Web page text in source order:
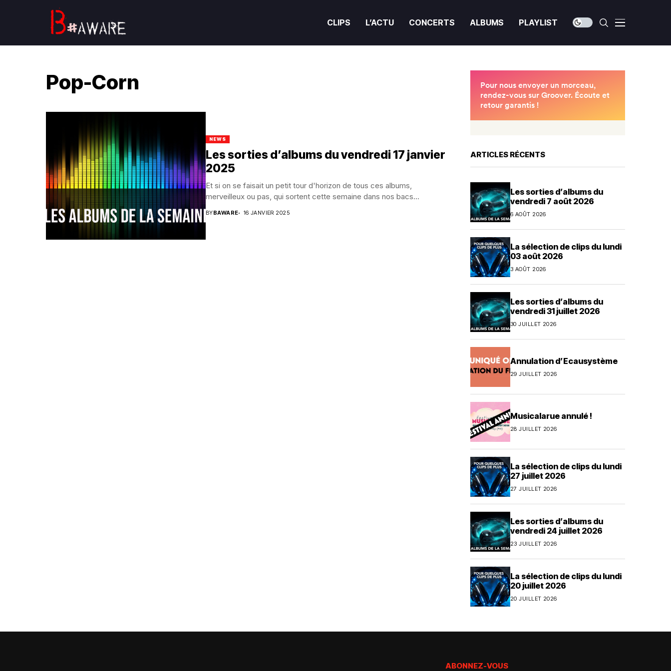
CLIPS L’ACTU CONCERTS ALBUMS PLAYLIST
Pop-Corn
NEWS
Les sorties d’albums du vendredi 17 janvier
2025
Et si on se faisait un petit tour d'horizon de tous ces albums,
merveilleux ou pas, qui sortent cette semaine dans nos bacs...
BYBAWARE 16 JANVIER 2025
ARTICLES RÉCENTS
Les sorties d’albums du
vendredi 7 août 2026
6 AOÛT 2026
La sélection de clips du lundi
03 août 2026
3 AOÛT 2026
Les sorties d’albums du
vendredi 31 juillet 2026
30 JUILLET 2026
Annulation d’Ecausystème
29 JUILLET 2026
Musicalarue annulé !
28 JUILLET 2026
La sélection de clips du lundi
27 juillet 2026
27 JUILLET 2026
Les sorties d’albums du
vendredi 24 juillet 2026
23 JUILLET 2026
La sélection de clips du lundi
20 juillet 2026
20 JUILLET 2026
ABONNEZ-VOUS